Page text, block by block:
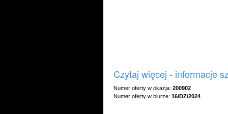
Czytaj więcej - informacje
Numer oferty w okazja: 200902
Numer oferty w biurze: 16/DZ/2024